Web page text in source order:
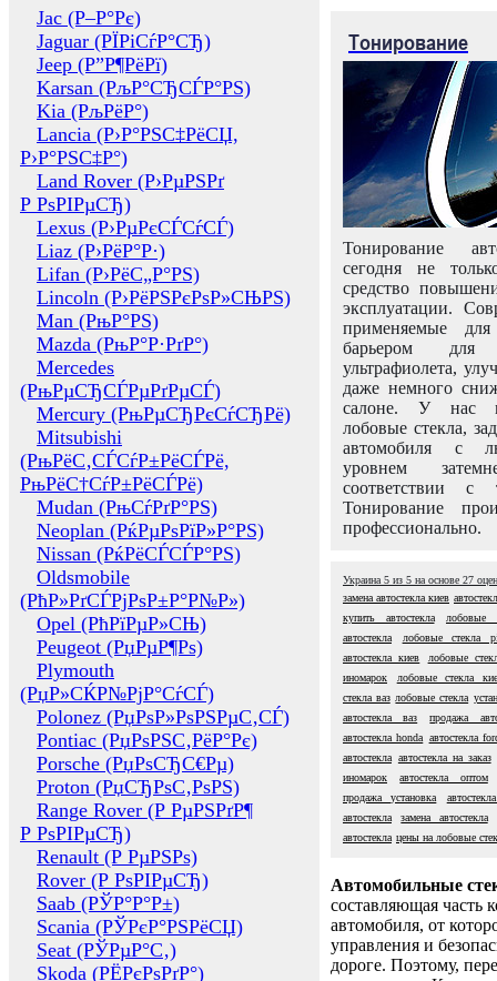
Jac (Р–Р°Рє)
Jaguar (РЇРіСѓР°СЂ)
Jeep (Р”Р¶РёРї)
Karsan (РљР°СЂСЃР°РЅ)
Kia (РљРёР°)
Lancia (Р›Р°РЅС‡РёСЏ,
Р›Р°РЅС‡Р°)
Land Rover (Р›РµРЅРґ
Р РѕРІРµСЂ)
Lexus (Р›РµРєСЃСѓСЃ)
Liaz (Р›РёР°Р·)
Lifan (Р›РёС„Р°РЅ)
Lincoln (Р›РёРЅРєРѕР»СЊРЅ)
Man (РњР°РЅ)
Mazda (РњР°Р·РґР°)
Mercedes
(РњРµСЂСЃРµРґРµСЃ)
Mercury (РњРµСЂРєСѓСЂРё)
Mitsubishi
(РњРёС‚СЃСѓР±РёСЃРё,
РњРёС†СѓР±РёСЃРё)
Mudan (РњСѓРґР°РЅ)
Neoplan (РќРµРѕРїР»Р°РЅ)
Nissan (РќРёСЃСЃР°РЅ)
Oldsmobile
(РћР»РґСЃРјРѕР±Р°Р№Р»)
Opel (РћРїРµР»СЊ)
Peugeot (РџРµР¶Рѕ)
Plymouth
(РџР»СЌР№РјР°СѓСЃ)
Polonez (РџРѕР»РѕРЅРµС‚СЃ)
Pontiac (РџРѕРЅС‚РёР°Рє)
Porsche (РџРѕСЂС€Рµ)
Proton (РџСЂРѕС‚РѕРЅ)
Range Rover (Р РµРЅРґР¶
Р РѕРІРµСЂ)
Renault (Р РµРЅРѕ)
Rover (Р РѕРІРµСЂ)
Saab (РЎР°Р°Р±)
Scania (РЎРєР°РЅРёСЏ)
Seat (РЎРµР°С‚)
Skoda (РЁРєРѕРґР°)
Тонирование
Тонирование
сегодня не
средство
эксплуатации.
применяемые
барьером для
ультрафиолета,
даже немного
салоне. У нас
лобовые стекла,
автомобиля с
уровнем
соответствии с
Тонирование
профессионально.
Украина 5 из 5 на основе 27
замена автостекла киев
купить автостекла
лобовые
автостекла
лобовые стекла
автостекла киев
лобовые
иномарок
лобовые стекла
стекла ваз лобовые стекла
автостекла ваз
продажа
автостекла honda автостекла
автостекла автостекла на заказ
иномарок
автостекла оптом
продажа установка
автостекла
замена автостекла
автостекла цены на лобовые
Автомобильные
составляющая часть
автомобиля, от
управления и
дороге. Поэтому,